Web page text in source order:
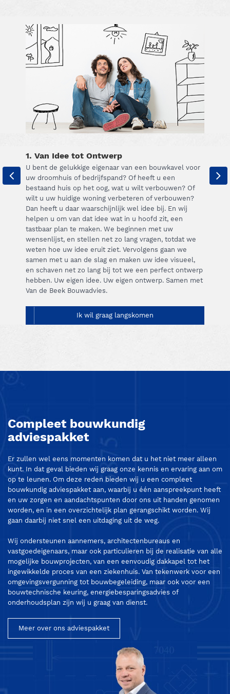
1. Van Idee tot Ontwerp
U bent de gelukkige eigenaar van een bouwkavel voor
uw droomhuis of bedrijfspand? Of heeft u een
bestaand huis op het oog, wat u wilt verbouwen? Of
wilt u uw huidige woning verbeteren of verbouwen?
Dan heeft u daar waarschijnlijk wel idee bij. En wij
helpen u om van dat idee wat in u hoofd zit, een
tastbaar plan te maken. We beginnen met uw
wensenlijst, en stellen net zo lang vragen, totdat we
weten hoe uw idee eruit ziet. Vervolgens gaan we
samen met u aan de slag en maken uw idee visueel,
en schaven net zo lang bij tot we een perfect ontwerp
hebben. Uw eigen idee. Uw eigen ontwerp. Samen met
Van de Beek Bouwadvies.
Ik wil graag langskomen
Compleet bouwkundig
adviespakket
Er zullen wel eens momenten komen dat u het niet meer alleen
kunt. In dat geval bieden wij graag onze kennis en ervaring aan om
op te leunen. Om deze reden bieden wij u een compleet
bouwkundig adviespakket aan, waarbij u één aanspreekpunt heeft
en uw zorgen en aandachtspunten door ons uit handen genomen
worden, en in een overzichtelijk plan gerangschikt worden. Wij
gaan daarbij niet snel een uitdaging uit de weg.
Wij ondersteunen aannemers, architectenbureaus en
vastgoedeigenaars, maar ook particulieren bij de realisatie van alle
mogelijke bouwprojecten, van een eenvoudig dakkapel tot het
ingewikkelde proces van een ziekenhuis. Van tekenwerk voor een
omgevingsvergunning tot bouwbegeleiding, maar ook voor een
bouwtechnische keuring, energiebesparingsadvies of
onderhoudsplan zijn wij u graag van dienst.
Meer over ons adviespakket